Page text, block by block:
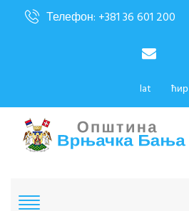
Телефон: +381 36 601 200
lat ћир